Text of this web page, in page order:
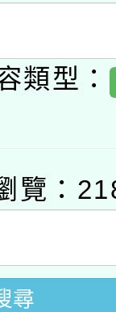
名單
學軟體
理「
節水達
星期六
系列
藝術
類型：
覽：
尋